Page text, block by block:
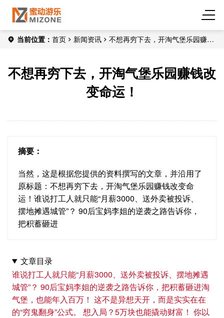
当前位置： 首页 新闻资讯
不想再穷下去，开淘气堡乐园赚钱
不想再穷下去，开淘气堡乐园赚钱改
变命运！
摘要：
当然，这是根据您提供的资料撰写的文章，并沿用了
原标题：不想再穷下去，开淘气堡乐园赚钱改变命
运！谁说打工人就只能“月薪3000、送外卖被投诉、
摆地摊遇城管”？ 90后宝妈李姐的逆袭之路告诉你，
把积蓄砸进
文章目录
谁说打工人就只能“月薪3000、送外卖被投诉、摆地摊遇
城管”？ 90后宝妈李姐的逆袭之路告诉你，把积蓄砸进淘
气堡，也能年入百万！ 这不是异想天开，而是实实在在
的“穷鬼翻身”公式。 想入局？5万块也能撬动财富！ 你以